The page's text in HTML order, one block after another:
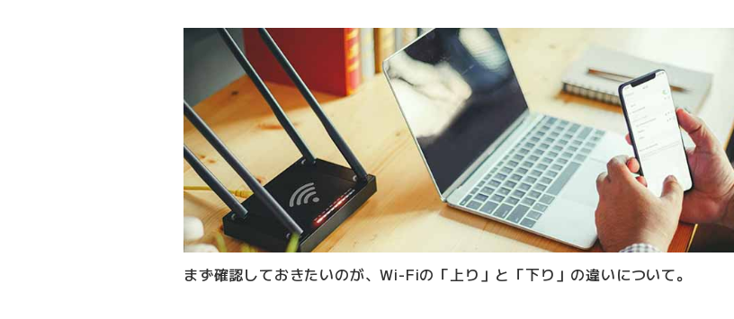
まず確認しておきたいのが、Wi-Fiの「上り」と「下り」の違いについて。